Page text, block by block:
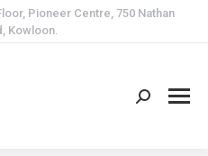
Pioneer Centre, 750 Nathan
Kowloon.
Search: